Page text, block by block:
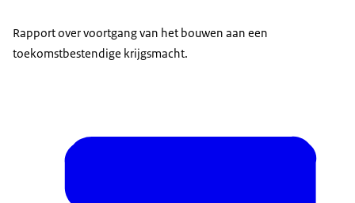
Rapport over voortgang van het bouwen aan een
toekomstbestendige krijgsmacht.